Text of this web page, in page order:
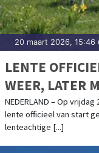
20 maart 2026, 15:46
LENTE
WEER, LATER
NEDERLAND – Op
lente officieel van start
lenteachtige [...]